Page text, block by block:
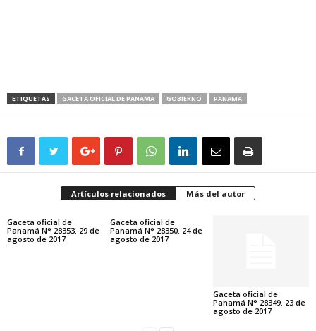
ETIQUETAS GACETA OFICIAL DE PANAMA GOBIERNO PANAMA
Artículos relacionados Más del autor
Gaceta oficial de
Panamá N° 28353. 29 de
agosto de 2017
Gaceta oficial de
Panamá N° 28350. 24 de
agosto de 2017
Gaceta oficial de
Panamá N° 28349. 23 de
agosto de 2017